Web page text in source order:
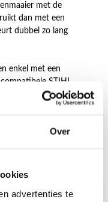
Over
advertenties te
met de
dan met een
dubbel zo lang
enkel met een
STIHL